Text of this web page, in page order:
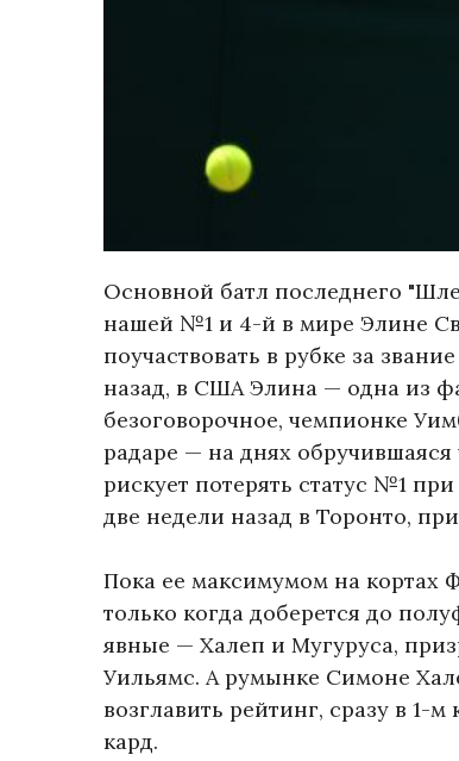
Основной батл последнего
нашей №1 и 4-й в мире Элине
поучаствовать в рубке за
назад, в США Элина — одна из
безоговорочное, чемпионке
радаре — на днях
рискует потерять статус №1
две недели назад в Торонто,
Пока ее максимумом на кортах
только когда доберется до
явные — Халеп и Мугуруса,
Уильямс. А румынке Симоне
возглавить рейтинг, сразу в
кард.